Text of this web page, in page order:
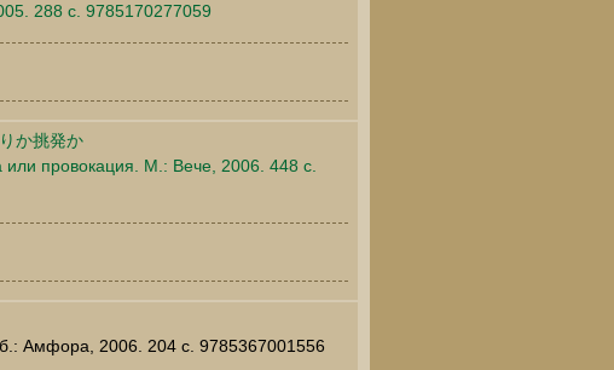
288 c. 9785170277059
か挑発か
провокация. М.: Вече, 2006. 448 c.
Амфора, 2006. 204 c. 9785367001556